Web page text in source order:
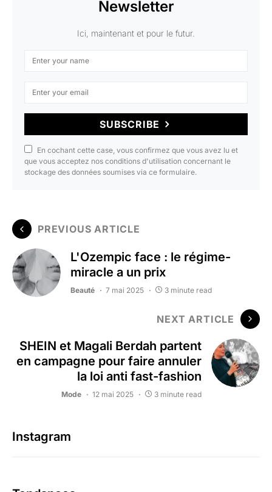
Newsletter
Ici, maintenant et pour le futur.
SUBSCRIBE
En cochant cette case, vous confirmez que vous avez lu et
que vous acceptez nos conditions d'utilisation concernant le
stockage des données soumises via ce formulaire.
PREVIOUS ARTICLE
L'Ozempic face : le régime-
miracle a un prix
Beauté 7 mai 2025 3 minute read
NEXT ARTICLE
SHEIN et Magali Berdah partent
en campagne pour faire annuler
la loi anti fast-fashion
Mode 12 mai 2025 3 minute read
Instagram